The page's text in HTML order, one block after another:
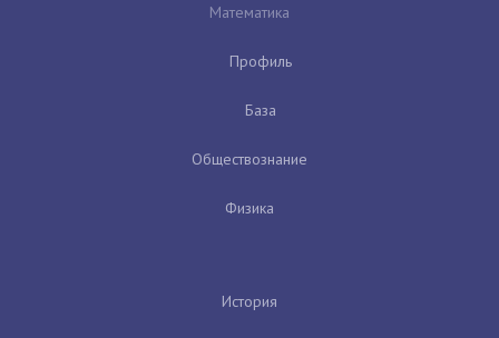
Математика
Профиль
База
Обществознание
Физика
История